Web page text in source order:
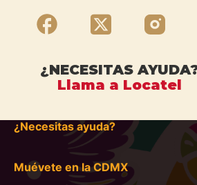
¿NECESITAS
Llama a Locatel
¿Necesitas ayuda?
Muévete en la CDMX